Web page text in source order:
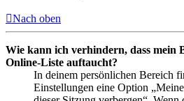
Nach oben
Wie kann ich verhindern, dass mein
Online-Liste auftaucht?
In deinem persönlichen Bereich
Einstellungen eine Option